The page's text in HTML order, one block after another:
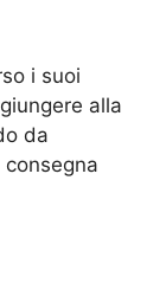
i suoi
alla
da